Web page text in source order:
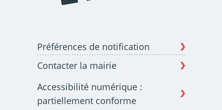
Préférences de notification
Contacter la mairie
Accessibilité numérique :
partiellement conforme